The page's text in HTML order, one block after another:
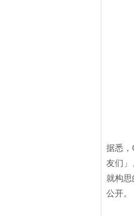
据悉，
友们」
就构
公开。